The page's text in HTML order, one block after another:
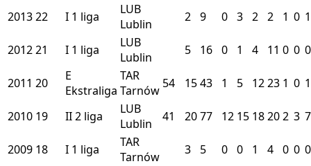
201322 I 1 liga
LUB
Lublin
2 9 0 3 2 2 1 0 1
201221 I 1 liga
LUB
Lublin
5 16 0 1 4 11 0 0 0
2011 20
E
Ekstraliga
TAR
Tarnów 54 1543 1 5 1223 1 0 1
2010 19 II2 liga
LUB
Lublin
41 2077 12 15 18202 3 7
2009 18 I 1 liga
TAR
Tarnów
3 5 0 0 1 4 0 0 0